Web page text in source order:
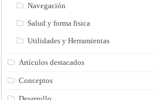
Navegación
Salud y forma fisica
Utilidades y Herramientas
Artículos destacados
Conceptos